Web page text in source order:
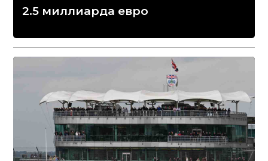
2.5 миллиарда евро